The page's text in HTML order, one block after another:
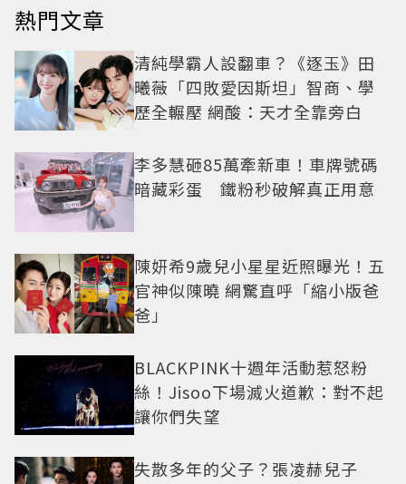
熱門文章
清純學霸人設翻車？《逐玉》田
曦薇「四敗愛因斯坦」智商、學
歷全輾壓 網酸：天才全靠旁白
李多慧砸85萬牽新車！車牌號碼
暗藏彩蛋 鐵粉秒破解真正用意
陳妍希9歲兒小星星近照曝光！五
官神似陳曉 網驚直呼「縮小版爸
爸」
BLACKPINK十週年活動惹怒粉
絲！Jisoo下場滅火道歉：對不起
讓你們失望
失散多年的父子？張凌赫兒子